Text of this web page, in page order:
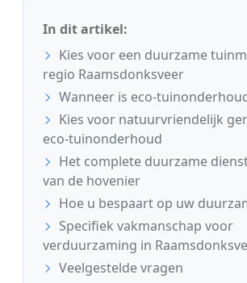
In dit artikel:
Kies voor een duurzame
regio Raamsdonksveer
Wanneer is eco-
Kies voor natuurvriendelijk
eco-tuinonderhoud
Het complete duurzame
van de hovenier
Hoe u bespaart op uw
Specifiek vakmanschap voor
verduurzaming in
Veelgestelde vragen